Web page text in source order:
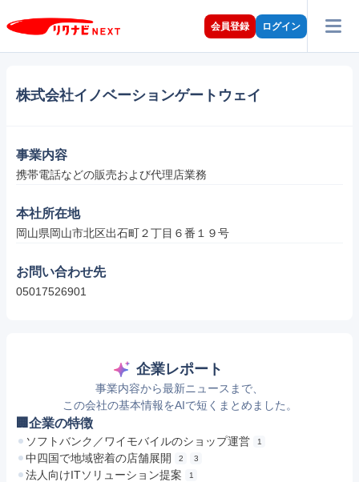
会員登録 ログイン
株式会社イノベーションゲートウェイ
事業内容
携帯電話などの販売および代理店業務
本社所在地
岡山県岡山市北区出石町２丁目６番１９号
お問い合わせ先
05017526901
企業レポート
事業内容から最新ニュースまで、
この会社の基本情報をAIで短くまとめました。
🏢企業の特徴
ソフトバンク／ワイモバイルのショップ運営 1
中四国で地域密着の店舗展開 2 3
法人向けITソリューション提案 1